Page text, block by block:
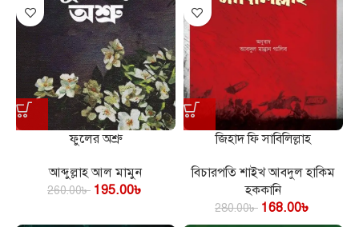
ফুলের অশ্রু
আব্দুল্লাহ আল মামুন
260.00৳ 195.00৳
জিহাদ ফি সাবিলিল্লাহ
বিচারপতি শাইখ আবদুল হাকিম
হককানি
280.00৳ 168.00৳